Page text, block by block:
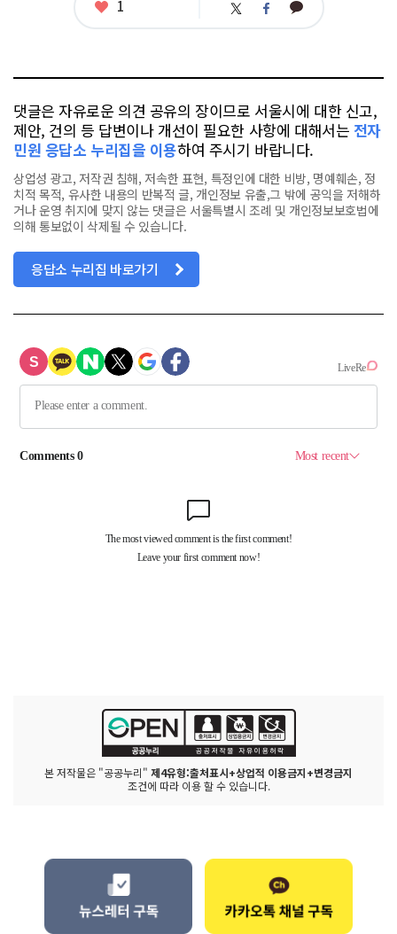
좋1 트 페 카
댓글은 자유로운 의견 공유의 장이므로 서울시에 대한 신고,
제안, 건의 등 답변이나 개선이 필요한 사항에 대해서는 전자
민원 응답소 누리집을 이용하여 주시기 바랍니다.
상업성 광고, 저작권 침해, 저속한 표현, 특정인에 대한 비방, 명예훼손, 정
치적 목적, 유사한 내용의 반복적 글, 개인정보 유출,그 밖에 공익을 저해하
거나 운영 취지에 맞지 않는 댓글은 서울특별시 조례 및 개인정보보호법에
의해 통보없이 삭제될 수 있습니다.
응답소 누리집 바로가기
본 저작물은 "공공누리" 제4유형:출처표시+상업적 이용금지+변경금지
조건에 따라 이용 할 수 있습니다.